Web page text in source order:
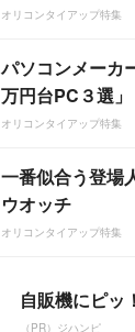
オリコンタイアップ特集
パソコンメーカ
万円台PC３選」
オリコンタイアップ特集
一番似合う登場
ウオッチ
オリコンタイアップ特集
自販機にピッ
（PR）ジハンピ